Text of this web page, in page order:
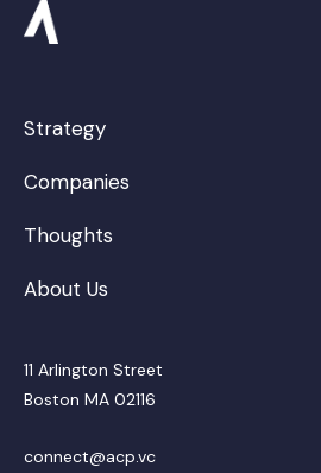
Strategy
Companies
Thoughts
About Us
11 Arlington Street
Boston MA 02116
connect@acp.vc